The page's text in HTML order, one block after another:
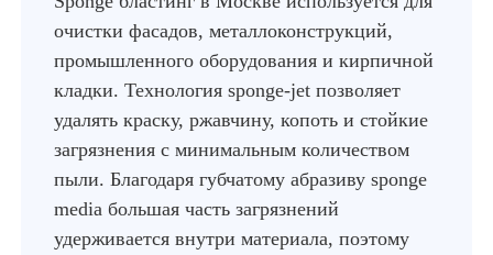
очистки фасадов, металлоконструкций,
промышленного оборудования и кирпичной
кладки. Технология sponge-jet позволяет
удалять краску, ржавчину, копоть и стойкие
загрязнения с минимальным количеством
пыли. Благодаря губчатому абразиву sponge
media большая часть загрязнений
удерживается внутри материала, поэтому